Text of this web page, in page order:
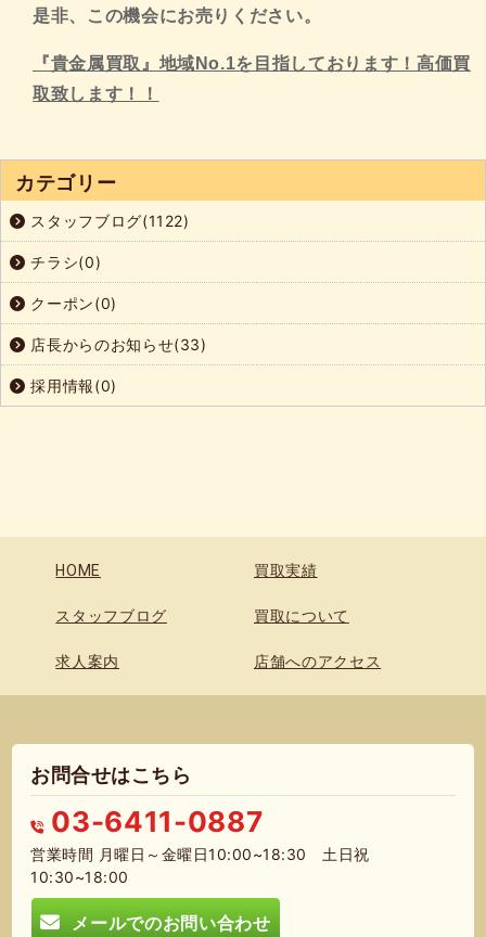
是非、この機会にお売りください。
『貴金属買取』地域No.1を目指しております！高価買
取致します！！
カテゴリー
スタッフブログ(1122)
チラシ(0)
クーポン(0)
店長からのお知らせ(33)
採用情報(0)
HOME 買取実績
スタッフブログ 買取について
求人案内 店舗へのアクセス
お問合せはこちら
03-6411-0887
営業時間 月曜日～金曜日10:00~18:30 土日祝
10:30~18:00
メールでのお問い合わせ